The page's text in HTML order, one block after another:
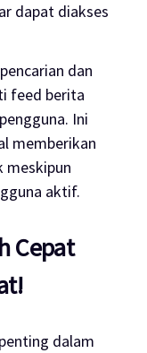
dapat diakses
dan
feed berita
Ini
memberikan
meskipun
aktif.
Cepat
dalam